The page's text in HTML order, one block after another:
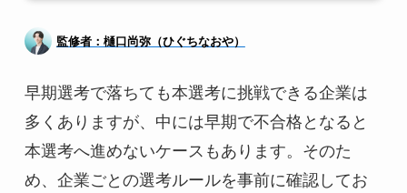
監修者：樋口尚弥（ひぐちなおや）
早期選考で落ちても本選考に挑戦できる企業は
多くありますが、中には早期で不合格となると
本選考へ進めないケースもあります。そのた
め、企業ごとの選考ルールを事前に確認してお